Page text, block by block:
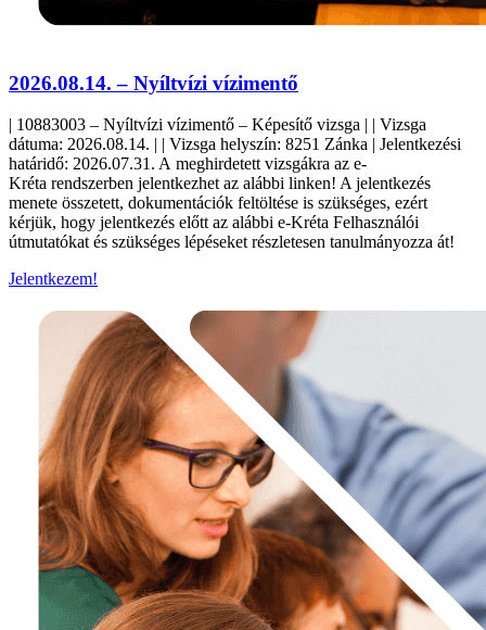
2026.08.14. – Nyíltvízi vízimentő
| 10883003 – Nyíltvízi vízimentő – Képesítő vizsga | | Vizsga
dátuma: 2026.08.14. | | Vizsga helyszín: 8251 Zánka | Jelentkezési
határidő: 2026.07.31. A meghirdetett vizsgákra az e-
Kréta rendszerben jelentkezhet az alábbi linken! A jelentkezés
menete összetett, dokumentációk feltöltése is szükséges, ezért
kérjük, hogy jelentkezés előtt az alábbi e-Kréta Felhasználói
útmutatókat és szükséges lépéseket részletesen tanulmányozza át!
Jelentkezem!